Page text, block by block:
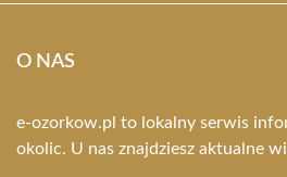
O NAS
e-ozorkow.pl to lokalny serwis
okolic. U nas znajdziesz aktualne